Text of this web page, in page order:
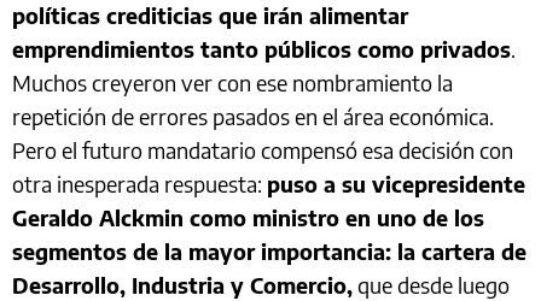
políticas crediticias que irán alimentar
emprendimientos tanto públicos como privados.
Muchos creyeron ver con ese nombramiento la
repetición de errores pasados en el área económica.
Pero el futuro mandatario compensó esa decisión con
otra inesperada respuesta: puso a su vicepresidente
Geraldo Alckmin como ministro en uno de los
segmentos de la mayor importancia: la cartera de
Desarrollo, Industria y Comercio,que desde luego